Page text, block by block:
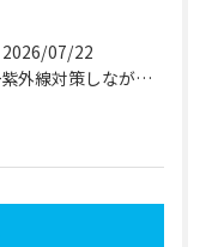
2026/07/22
☀️紫外線対策しながら、毎日のスキンケアを。